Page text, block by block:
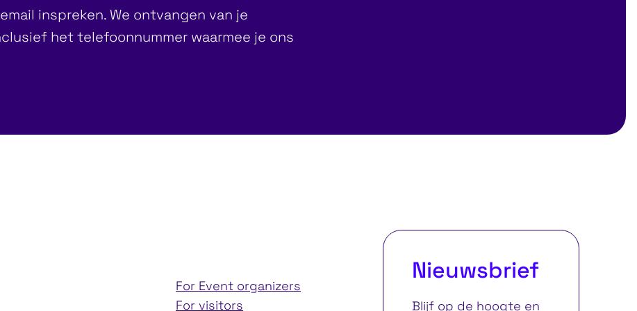
inspreken. We ontvangen van je
het telefoonnummer waarmee je ons
For Event organizers
For visitors
Nieuwsbrief
Blijf op de hoogte en